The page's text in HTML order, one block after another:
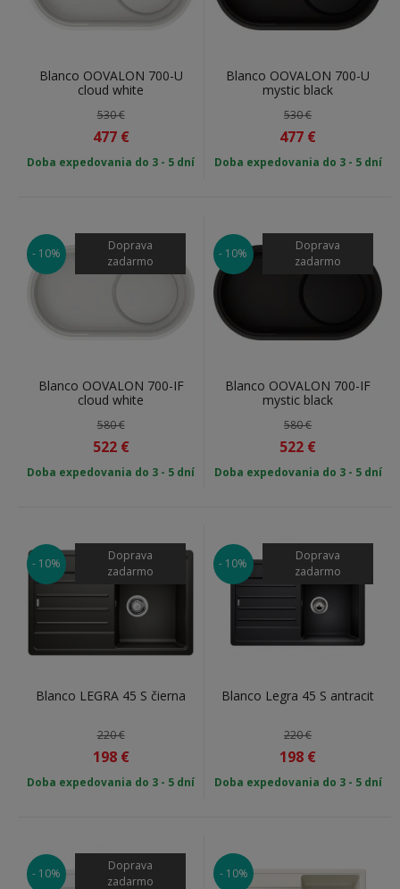
Video: BLANCO Čistenie & údržba silgranitového
Blanco OOVALON 700-U
cloud white
530 €
477 €
Doba expedovania do 3 - 5 dní
Blanco OOVALON 700-U
mystic black
530 €
477 €
Doba expedovania do 3 - 5 dní
- 10%
Doprava
zadarmo
Blanco OOVALON 700-IF
cloud white
580 €
522 €
Doba expedovania do 3 - 5 dní
- 10%
Doprava
zadarmo
Blanco OOVALON 700-IF
mystic black
580 €
522 €
Doba expedovania do 3 - 5 dní
- 10%
Doprava
zadarmo
Blanco LEGRA 45 S čierna
220 €
198 €
Doba expedovania do 3 - 5 dní
- 10%
Doprava
zadarmo
Blanco Legra 45 S antracit
220 €
198 €
Doba expedovania do 3 - 5 dní
- 10%
Doprava
zadarmo
- 10%